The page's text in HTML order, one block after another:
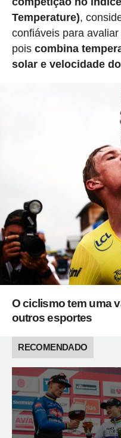
Temperature),
confiáveis para
pois combina
solar e velocidade
O ciclismo tem uma
outros esportes
RECOMENDADO